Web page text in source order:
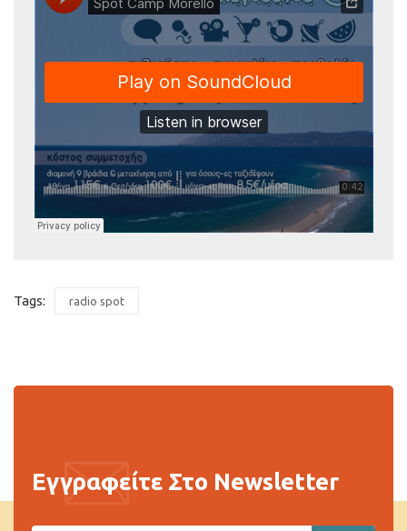
Tags: radio spot
Εγγραφείτε Στο Newsletter